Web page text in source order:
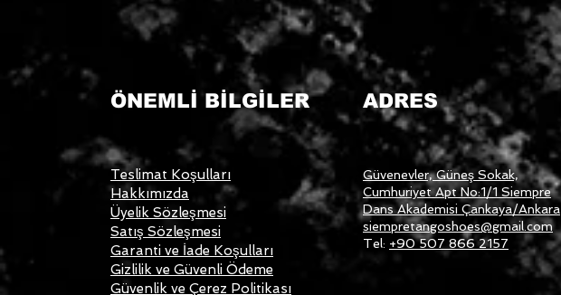
ÖNEMLİ BİLGİLER ADRES
Teslimat Koşulları
Hakkımızda
Üyelik Sözleşmesi
Satış Sözleşmesi
Garanti ve İade Koşulları
Gizlilik ve Güvenli Ödeme
Güvenlik ve Çerez Politikası
Güvenevler, Güneş Sokak,
Cumhuriyet Apt No:1/1 Siempre
Dans Akademisi Çankaya/Ankara
siempretangoshoes@gmail.com
Tel: +90 507 866 2157